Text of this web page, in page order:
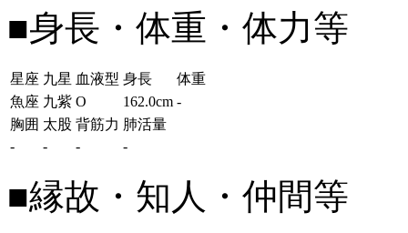
■身長・体重・体力等
星座 九星 血液型 身長
体重
魚座 九紫 O 162.0cm -
胸囲 太股 背筋力 肺活量
-
- - -
■縁故・知人・仲間等